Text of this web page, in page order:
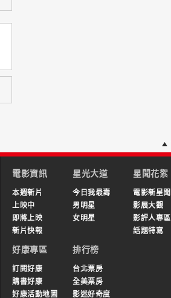
電影資訊
本週新片
上映中
即將上映
新片快報
星光大道
今日我最壽
男明星
女明星
星聞花絮
電影新星聞
影展大觀
影評人專區
話題特寫
好康專區
訂閱好康
購書好康
好康活動地圖
排行榜
台北票房
全美票房
影迷好奇度